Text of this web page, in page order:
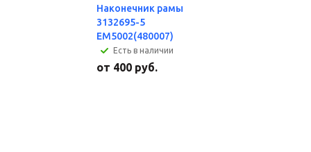
Наконечник рамы
3132695-5
EM5002(480007)
Есть в наличии
от 400 руб.